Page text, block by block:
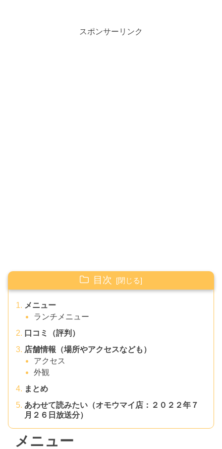
スポンサーリンク
目次
メニュー
ランチメニュー
口コミ（評判）
店舗情報（場所やアクセスなども）
アクセス
外観
まとめ
あわせて読みたい（オモウマイ店：２０２２年７
月２６日放送分）
メニュー